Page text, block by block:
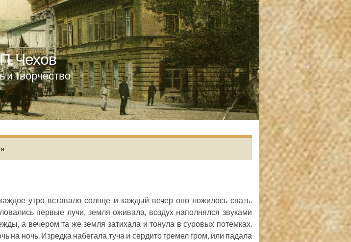
Чехов
и творчество
утро вставало солнце и каждый вечер оно ложилось спать.
первые лучи, земля оживала, воздух наполнялся звуками
а вечером та же земля затихала и тонула в суровых потемках.
на ночь. Изредка набегала туча и сердито гремел гром, или падала